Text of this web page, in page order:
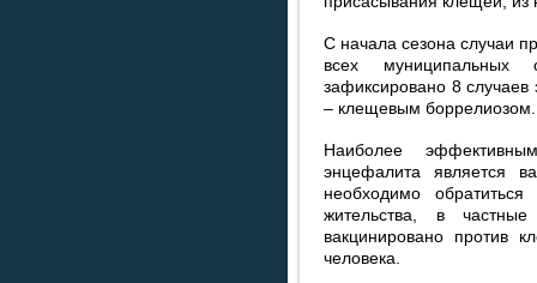
С начала сезона случаи
всех муниципальных
зафиксировано 8
– клещевым боррелиозом.
Наиболее
энцефалита является
необходимо
жительства, в
вакцинировано против
человека.